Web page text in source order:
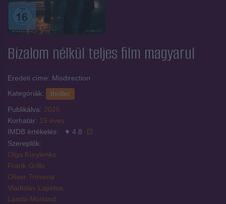
Bizalom nélkül teljes film magyarul
Eredeti címe: Misdirection
Kategóriák:
thriller
Publikálva: 2026
Korhatár: 15 éves
IMDB értékelés:
4.8
Szereplők:
Olga Kurylenko
Frank Grillo
Oliver Trevena
Vladislav Lapidus
Landa Morland